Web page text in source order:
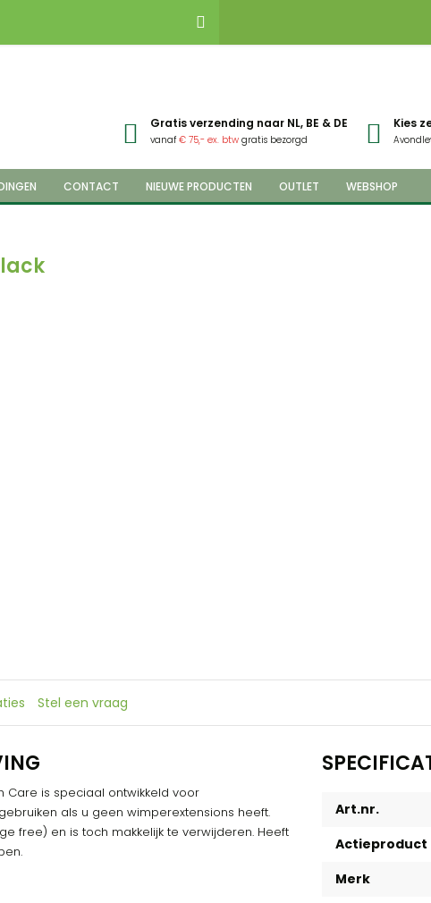
Gratis verzending naar NL, BE & DE
vanaf€ 75,- ex. btw gratis bezorgd
Kies
CONTACT NIEUWE PRODUCTEN OUTLET WEBSHOP
Stel een vraag
Care is speciaal ontwikkeld voor
als u geen wimperextensions heeft.
free) en is toch makkelijk te verwijderen. Heeft
Art.nr.
Actieproduct
Merk